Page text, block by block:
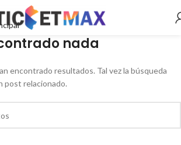
nada
encontrado resultados. Tal vez la búsqueda
post relacionado.